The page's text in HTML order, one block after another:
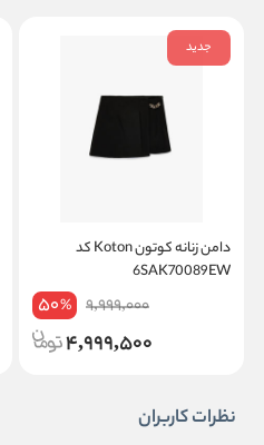
جدید
دامن زنانه کوتون Koton کد
6SAK70089EW
9,999,000
50%
4,999,500
نظرات کاربران